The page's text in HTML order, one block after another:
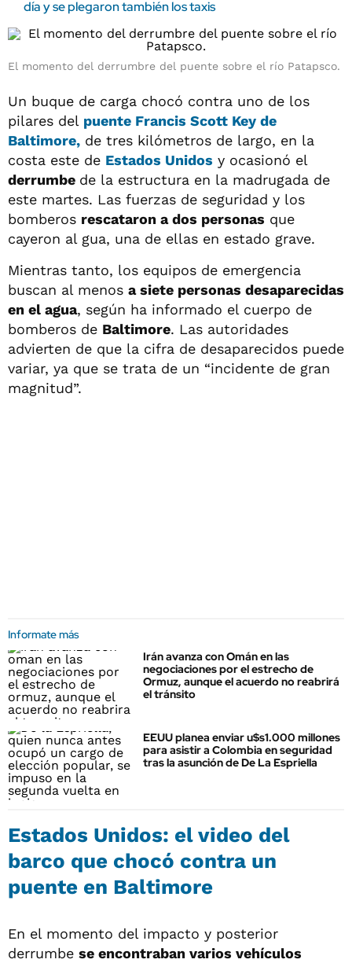
día y se plegaron también los taxis
El momento del derrumbre del puente sobre el río Patapsco.
Un buque de carga chocó contra uno de los
pilares del puente Francis Scott Key de
Baltimore, de tres kilómetros de largo, en la
costa este de Estados Unidos y ocasionó el
derrumbe de la estructura en la madrugada de
este martes. Las fuerzas de seguridad y los
bomberos rescataron a dos personas que
cayeron al gua, una de ellas en estado grave.
Mientras tanto, los equipos de emergencia
buscan al menos a siete personas desaparecidas
en el agua, según ha informado el cuerpo de
bomberos de Baltimore. Las autoridades
advierten de que la cifra de desaparecidos puede
variar, ya que se trata de un “incidente de gran
magnitud”.
Informate más
Irán avanza con Omán en las
negociaciones por el estrecho de
Ormuz, aunque el acuerdo no reabrirá
el tránsito
EEUU planea enviar u$s1.000 millones
para asistir a Colombia en seguridad
tras la asunción de De La Espriella
Estados Unidos: el video del
barco que chocó contra un
puente en Baltimore
En el momento del impacto y posterior
derrumbe se encontraban varios vehículos